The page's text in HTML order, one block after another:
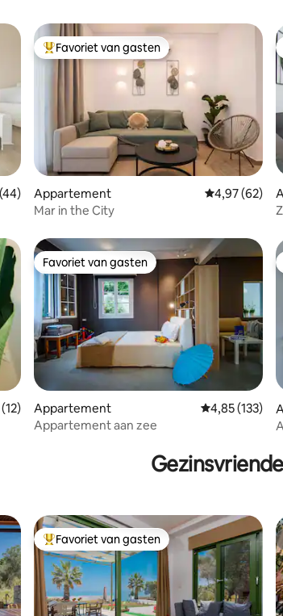
beoordeling van 4,75 uit 5, 44 recensies
Topfavoriet van gasten
Favoriet van gasten
Appartement Gemiddelde
4,97 (62)
Mar in the City
beoordeling van 4,92 uit 5, 12 recensies
Favoriet van gasten
Favoriet van gasten
Appartement Gemiddelde
4,85 (133)
Appartement aan zee
Topfavoriet van gasten
Favoriet van gasten